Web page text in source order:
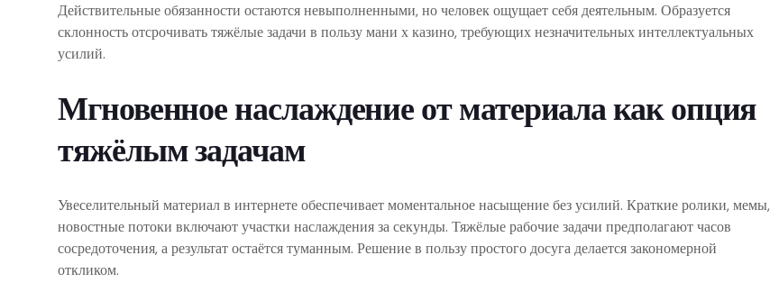
Действительные обязанности остаются невыполненными, но человек ощущает себя деятельным. Образуется
склонность отсрочивать тяжёлые задачи в пользу мани х казино, требующих незначительных интеллектуальных
усилий.
Мгновенное наслаждение от материала как опция
тяжёлым задачам
Увеселительный материал в интернете обеспечивает моментальное насыщение без усилий. Краткие ролики, мемы,
новостные потоки включают участки наслаждения за секунды. Тяжёлые рабочие задачи предполагают часов
сосредоточения, а результат остаётся туманным. Решение в пользу простого досуга делается закономерной
откликом.